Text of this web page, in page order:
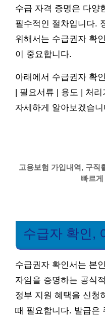
수급 자격 증명은 다양
필수적인 절차입니다.
위해서는 수급권자 확
이 중요합니다.
아래에서 수급권자 확
| 필요서류 | 용도 | 처
자세하게 알아보겠습니
고용보험 가입내역, 구직
빠르
수급자 확인,
수급권자 확인서는 본
자임을 증명하는 공식
정부 지원 혜택을 신청
때 필요합니다. 발급은